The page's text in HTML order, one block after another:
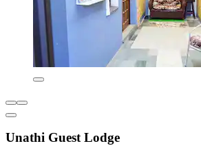
Unathi Guest Lodge